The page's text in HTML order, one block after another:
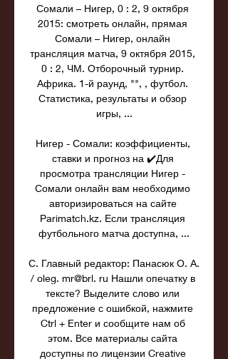
Сомали – Нигер, 0 : 2, 9 октября
2015: смотреть онлайн, прямая
Сомали – Нигер, онлайн
трансляция матча, 9 октября 2015,
0 : 2, ЧМ. Отборочный турнир.
Африка. 1-й раунд, "", , футбол.
Статистика, результаты и обзор
игры, ...
Нигер - Сомали: коэффициенты,
ставки и прогноз на ✔️Для
просмотра трансляции Нигер -
Сомали онлайн вам необходимо
авторизироваться на сайте
Parimatch.kz. Если трансляция
футбольного матча доступна, ...
С. Главный редактор: Панасюк О. А.
/ oleg. mr@brl. ru Нашли опечатку в
тексте? Выделите слово или
предложение с ошибкой, нажмите
Ctrl + Enter и сообщите нам об
этом. Все материалы сайта
доступны по лицензии Creative